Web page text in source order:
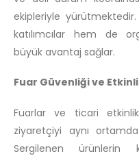
ekipleriyle
katılımcılar hem de
büyük avantaj sağlar.
Fuar Güvenliği ve
Fuarlar ve ticari
ziyaretçiyi aynı
Sergilenen ürünlerin